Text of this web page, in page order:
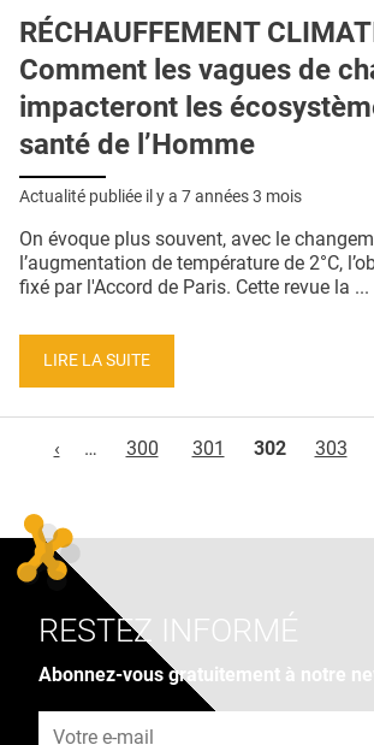
RÉCHAUFFEMENT
Comment les vagues de
impacteront les
santé de l’Homme
Actualité publiée il y a 7 années 3 mois
On évoque plus souvent, avec le
l’augmentation de température de 2°C,
fixé par l'Accord de Paris. Cette revue la ...
LIRE LA SUITE
‹
… 300 301 302 303
RESTEZ INFORMÉ
Abonnez-vous gratuitement à notre